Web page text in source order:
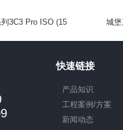
3C3 Pro ISO (15
城
快速链接
产品知识
工程案例/方案
新闻动态